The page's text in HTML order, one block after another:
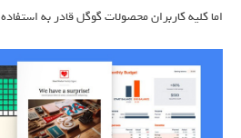
اما کلیه کاربران محصولات گوگل قادر به